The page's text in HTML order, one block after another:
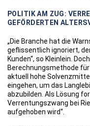
POLITIK AM ZUG:
GEFÖRDERTEN
„Die Branche hat die
geflissentlich ignoriert,
Kunden“, so Kleinlein.
Berechnungsmethode
aktuell hohe
eingehen, um das
abzubilden. Als Lösung
Verrentungszwang bei
aufgehoben wird“.